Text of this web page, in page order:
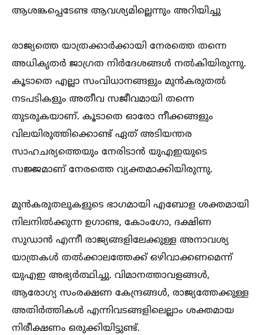
ആശങ്കപ്പെടേണ്ട ആവശ്യമില്ലെന്നും അറിയിച്ചു
രാജ്യത്തെ യാത്രക്കാർക്കായി നേരത്തെ തന്നെ
അധികൃതർ ജാഗ്രത നിർദേശങ്ങള്‍ നല്‍കിയിരുന്നു.
കൂടാതെ എല്ലാ സംവിധാനങ്ങളും മുൻകരുതല്‍
നടപടികളും അതീവ സജീവമായി തന്നെ
തുടരുകയാണ്. കൂടാതെ ഓരോ നീക്കങ്ങളും
വിലയിരുത്തിക്കൊണ്ട് ഏത് അടിയന്തര
സാഹചര്യത്തെയും നേരിടാൻ യുഎഇയുടെ
സജ്ജമാണ് നേരത്തെ വ്യക്തമാക്കിയിരുന്നു.
മുൻകരുതലുകളുടെ ഭാഗമായി എബോള ശക്തമായി
നിലനില്‍ക്കുന്ന ഉഗാണ്ട, കോംഗോ, ദക്ഷിണ
സുഡാൻ എന്നീ രാജ്യങ്ങളിലേക്കുള്ള അനാവശ്യ
യാത്രകള്‍ തല്‍ക്കാലത്തേക്ക് ഒഴിവാക്കണമെന്ന്
യുഎഇ അഭ്യർത്ഥിച്ചു. വിമാനത്താവളങ്ങള്‍,
ആരോഗ്യ സംരക്ഷണ കേന്ദ്രങ്ങള്‍, രാജ്യത്തേക്കുള്ള
അതിർത്തികള്‍ എന്നിവടങ്ങളിലെല്ലാം ശക്തമായ
നിരീക്ഷണം ഒരുക്കിയിട്ടുണ്ട്.